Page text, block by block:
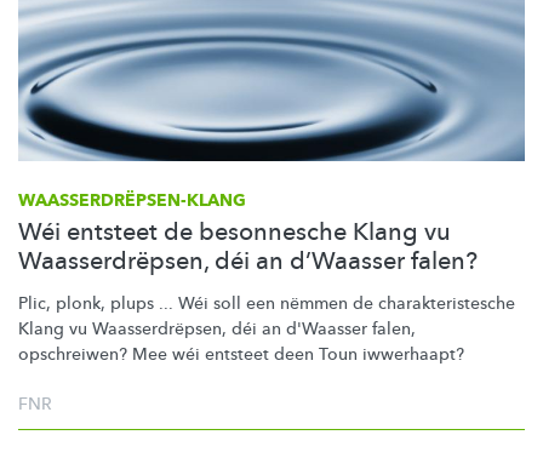
WAASSERDRËPSEN-KLANG
Wéi entsteet de besonnesche Klang vu
Waasserdrëpsen, déi an d’Waasser falen?
Plic, plonk, plups ... Wéi soll een nëmmen de charakteristesche
Klang vu Waasserdrëpsen, déi an d'Waasser falen,
opschreiwen? Mee wéi entsteet deen Toun iwwerhaapt?
FNR